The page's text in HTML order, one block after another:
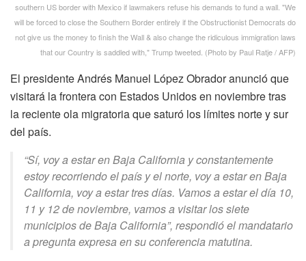
southern US border with Mexico if lawmakers refuse his demands to fund a wall. "We
will be forced to close the Southern Border entirely if the Obstructionist Democrats do
not give us the money to finish the Wall & also change the ridiculous immigration laws
that our Country is saddled with," Trump tweeted. (Photo by Paul Ratje / AFP)
El presidente Andrés Manuel López Obrador anunció que
visitará la frontera con Estados Unidos en noviembre tras
la reciente ola migratoria que saturó los límites norte y sur
del país.
“Sí, voy a estar en Baja California y constantemente
estoy recorriendo el país y el norte, voy a estar en Baja
California, voy a estar tres días. Vamos a estar el día 10,
11 y 12 de noviembre, vamos a visitar los siete
municipios de Baja California”, respondió el mandatario
a pregunta expresa en su conferencia matutina.